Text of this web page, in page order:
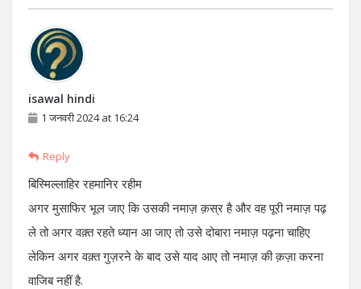
isawal hindi
1 जनवरी 2024 at 16:24
Reply
बिस्मिल्लाहिर रहमानिर रहीम
अगर मुसाफिर भूल जाए कि उसकी नमाज़ क़स्र है और वह पूरी नमाज़ पढ़
ले तो अगर वक़्त रहते ध्यान आ जाए तो उसे दोबारा नमाज़ पढ़ना चाहिए
लेकिन अगर वक़्त गुज़रने के बाद उसे याद आए तो नमाज़ की क़ज़ा करना
वाजिब नहीं है.